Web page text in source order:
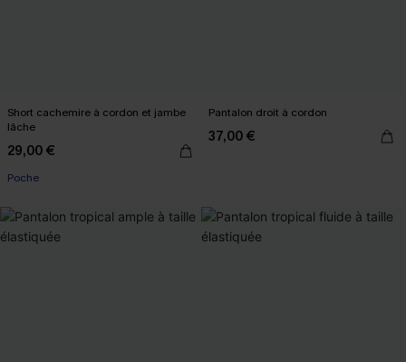
Short cachemire à cordon et jambe
lâche
29,00 €
Poche
Pantalon droit à cordon
37,00 €